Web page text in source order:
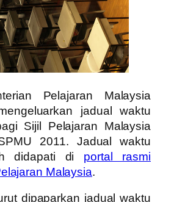
Pelajaran Malaysia
jadual waktu
Sijil Pelajaran Malaysia
2011. Jadual waktu
didapati di portal rasmi
Malaysia.
dipaparkan jadual waktu